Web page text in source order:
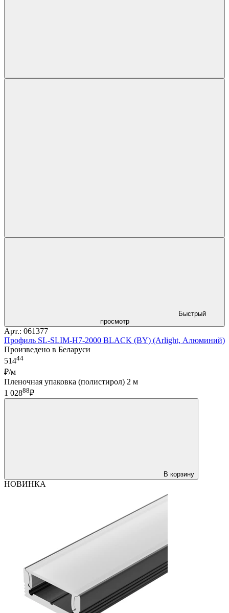
Быстрый
просмотр
Арт.: 061377
Профиль SL-SLIM-H7-2000 BLACK (BY) (Arlight, Алюминий)
Произведено в Беларуси
51444
₽/м
Пленочная упаковка (полистирол) 2 м
1 02888₽
В корзину
НОВИНКА